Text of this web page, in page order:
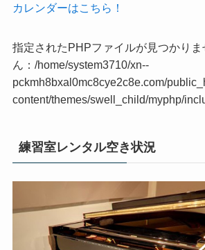
カレンダーはこちら！
指定されたPHPファイルが見つかりま
ん：/home/system3710/xn--
pckmh8bxal0mc8cye2c8e.com/
content/themes/swell_child/myphp/
練習室レンタル空き状況